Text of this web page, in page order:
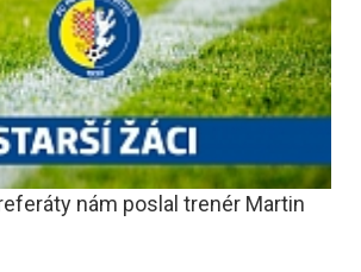
nám poslal trenér Martin